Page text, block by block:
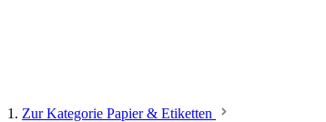
1. Zur Kategorie Papier & Etiketten